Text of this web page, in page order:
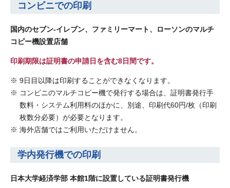
コンビニでの印刷
国内のセブン-イレブン、ファミリーマート、ローソンのマルチ
コピー機設置店舗
印刷期限は証明書の申請日を含む8日間です。
9日目以降は印刷することができなくなります。
コンビニのマルチコピー機で発行する場合は、証明書発行手
数料・システム利用料のほかに、別途、印刷代60円/枚（印刷
枚数分必要）が必要となります。
海外店舗ではご利用いただけません。
学内発行機での印刷
日本大学経済学部 本館1階に設置している証明書発行機